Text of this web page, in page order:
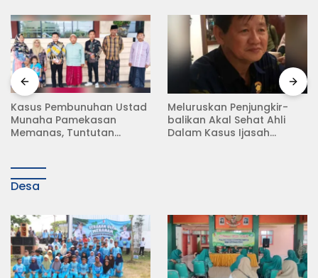
Meluruskan Penjungkir-
balikan Akal Sehat Ahli
Dalam Kasus Ijasah
Rampas Motor Tanpa
Surat Resmi, Modus Baru
Debt Collector di Jalan
Desa